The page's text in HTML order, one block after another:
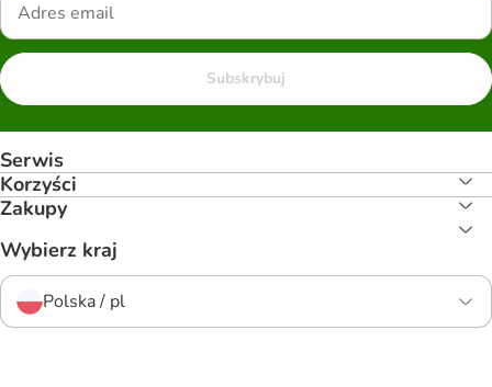
Subskrybuj
Serwis
Korzyści
Zakupy
Wybierz kraj
Polska / pl